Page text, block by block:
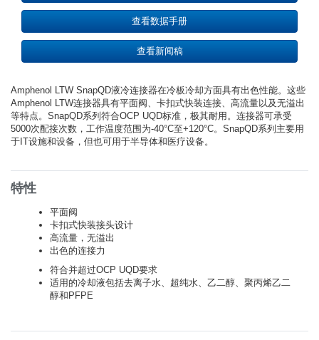
查看数据手册
查看新闻稿
Amphenol LTW SnapQD液冷连接器在冷板冷却方面具有出色性能。这些
Amphenol LTW连接器具有平面阀、卡扣式快装连接、高流量以及无溢出
等特点。SnapQD系列符合OCP UQD标准，极其耐用。连接器可承受
5000次配接次数，工作温度范围为-40°C至+120°C。SnapQD系列主要用
于IT设施和设备，但也可用于半导体和医疗设备。
特性
平面阀
卡扣式快装接头设计
高流量，无溢出
出色的连接力
符合并超过OCP UQD要求
适用的冷却液包括去离子水、超纯水、乙二醇、聚丙烯乙二
醇和PFPE